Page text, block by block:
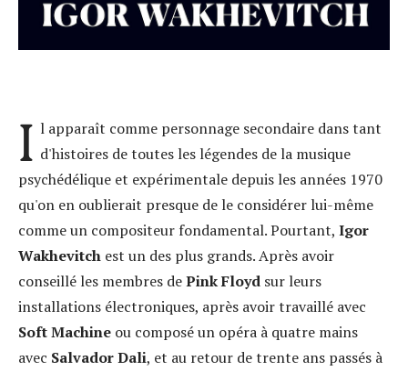
I l apparaît comme personnage secondaire dans tant
d'histoires de toutes les légendes de la musique
psychédélique et expérimentale depuis les années 1970
qu'on en oublierait presque de le considérer lui-même
comme un compositeur fondamental. Pourtant, Igor
Wakhevitch est un des plus grands. Après avoir
conseillé les membres dePink Floyd sur leurs
installations électroniques, après avoir travaillé avec
Soft Machine ou composé un opéra à quatre mains
avec Salvador Dali, et au retour de trente ans passés à